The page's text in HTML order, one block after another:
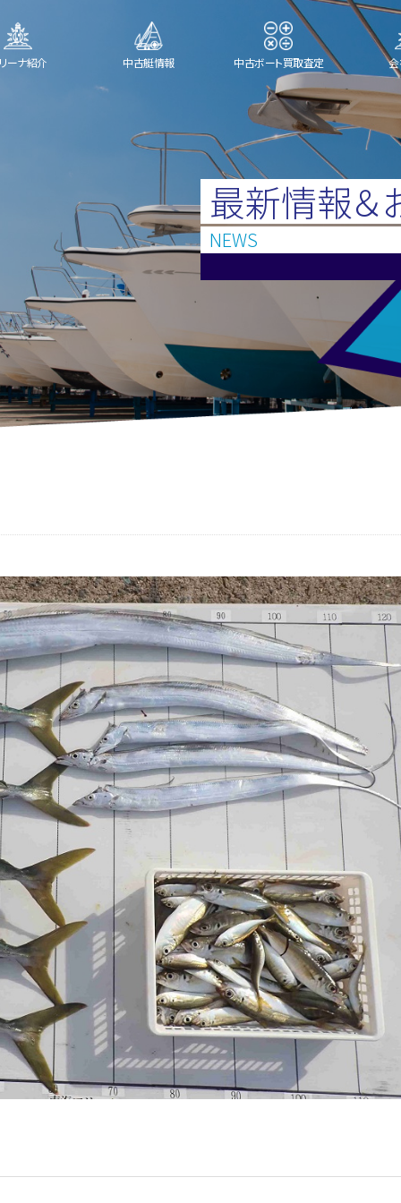
ーナ紹介 中古艇情報 中古ボート買取査定
最新情報＆
NEWS